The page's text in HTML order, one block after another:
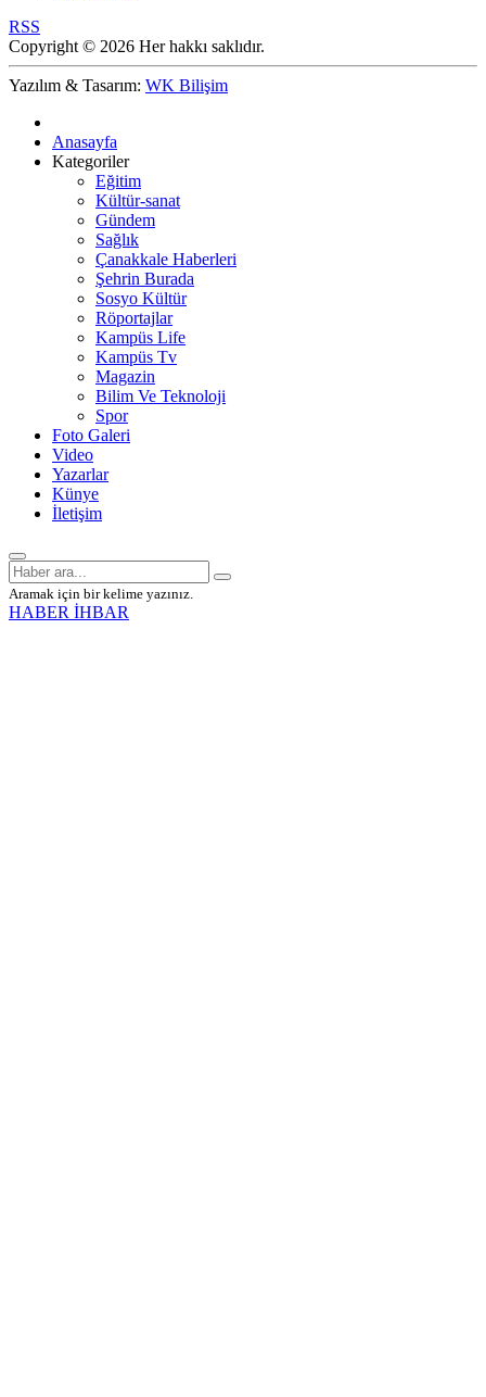
RSS
Copyright © 2026 Her hakkı saklıdır.
Yazılım & Tasarım: WK Bilişim
Anasayfa
Kategoriler
Eğitim
Kültür-sanat
Gündem
Sağlık
Çanakkale Haberleri
Şehrin Burada
Sosyo Kültür
Röportajlar
Kampüs Life
Kampüs Tv
Magazin
Bilim Ve Teknoloji
Spor
Foto Galeri
Video
Yazarlar
Künye
İletişim
Aramak için bir kelime yazınız.
HABER İHBAR